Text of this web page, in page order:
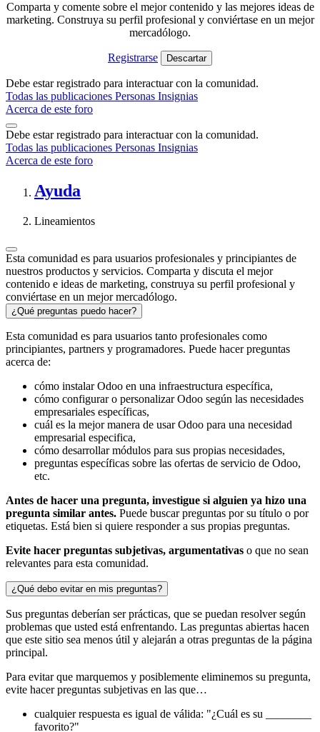
Comparta y comente sobre el mejor contenido y las mejores ideas de
marketing. Construya su perfil profesional y conviértase en un mejor
mercadólogo.
Registrarse Descartar
Debe estar registrado para interactuar con la comunidad.
Todas las publicaciones Personas Insignias
Acerca de este foro
Debe estar registrado para interactuar con la comunidad.
Todas las publicaciones Personas Insignias
Acerca de este foro
Ayuda
Lineamientos
Esta comunidad es para usuarios profesionales y principiantes de
nuestros productos y servicios. Comparta y discuta el mejor
contenido e ideas de marketing, construya su perfil profesional y
conviértase en un mejor mercadólogo.
¿Qué preguntas puedo hacer?
Esta comunidad es para usuarios tanto profesionales como
principiantes, partners y programadores. Puede hacer preguntas
acerca de:
cómo instalar Odoo en una infraestructura específica,
cómo configurar o personalizar Odoo según las necesidades
empresariales específicas,
cuál es la mejor manera de usar Odoo para una necesidad
empresarial especifica,
cómo desarrollar módulos para sus propias necesidades,
preguntas específicas sobre las ofertas de servicio de Odoo,
etc.
Antes de hacer una pregunta, investigue si alguien ya hizo una
pregunta similar antes. Puede buscar preguntas por su título o por
etiquetas. Está bien si quiere responder a sus propias preguntas.
Evite hacer preguntas subjetivas, argumentativas o que no sean
relevantes para esta comunidad.
¿Qué debo evitar en mis preguntas?
Sus preguntas deberían ser prácticas, que se puedan resolver según
problemas que usted está enfrentando. Las preguntas abiertas hacen
que este sitio sea menos útil y alejarán a otras preguntas de la página
principal.
Para evitar que marquemos y posiblemente eliminemos su pregunta,
evite hacer preguntas subjetivas en las que…
cualquier respuesta es igual de válida: "¿Cuál es su ________
favorito?"